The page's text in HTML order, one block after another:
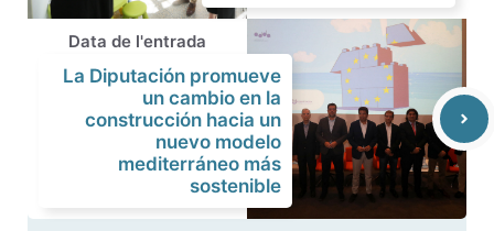
Data de l'entrada
La Diputación promueve
un cambio en la
construcción hacia un
nuevo modelo
mediterráneo más
sostenible